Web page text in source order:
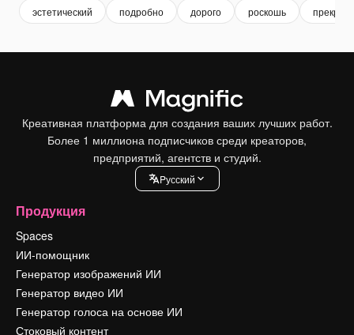
эстетический подробно дорого роскошь
Креативная платформа для создания ваших лучших работ.
Более 1 миллиона подписчиков среди креаторов,
предприятий, агентств и студий.
Pусский
Продукция
Spaces
ИИ-помощник
Генератор изображений ИИ
Генератор видео ИИ
Генератор голоса на основе ИИ
Стоковый контент